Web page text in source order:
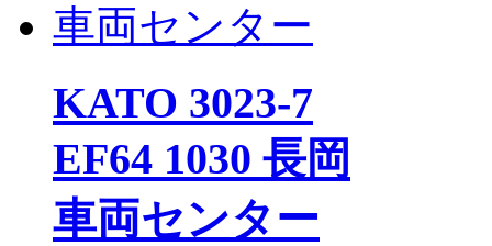
KATO 3023-7
EF64 1030 長岡
車両センター